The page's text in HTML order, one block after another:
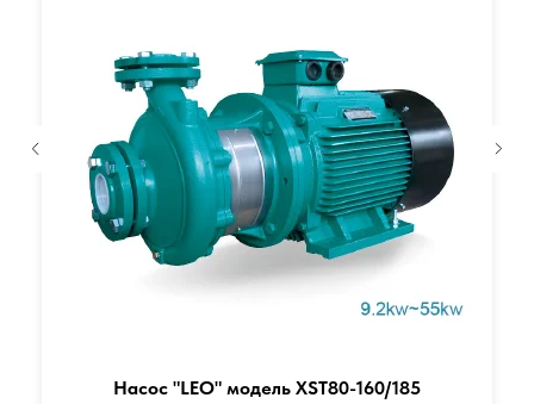
Насос "LEO" модель XST80-160/185